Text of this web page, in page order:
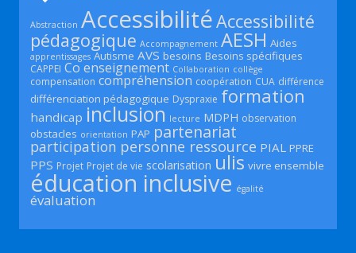
Abstraction AccessibilitéAccessibilité
pédagogique Accompagnement AESH Aides
apprentissages Autisme AVS besoins Besoins spécifiques
CAPPEI Co enseignement Collaboration collège
compensation compréhension coopération CUA différence
différenciation pédagogique Dyspraxie formation
handicap inclusion lecture MDPH observation
obstacles orientation PAP partenariat
participation personne ressource PIAL PPRE
PPS Projet Projet de vie scolarisation ulis vivre ensemble
éducation inclusive égalité
évaluation